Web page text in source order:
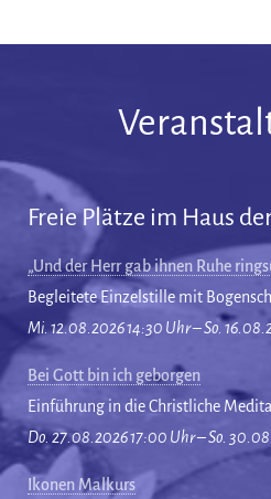
Freie Plätze im Haus
„Und der Herr gab ihnen Ruhe
Begleitete Einzelstille mit
Mi. 12.08.2026 14:30 Uhr – So.
Bei Gott bin ich geborgen
Einführung in die Christliche
Do. 27.08.2026 17:00 Uhr – So.
Ikonen Malkurs